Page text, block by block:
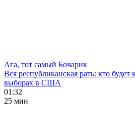
Ага, тот самый Бочарик
Вся республиканская рать: кто
выборах в США
01:32
25 мин